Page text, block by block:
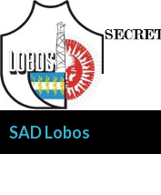
SAD Lobos